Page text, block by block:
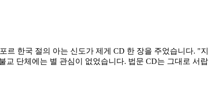
한국 절의 아는 신도가 제게 CD 한 장을 주었습니다. "지
교 단체에는 별 관심이 없었습니다. 법문 CD는 그대로 서랍